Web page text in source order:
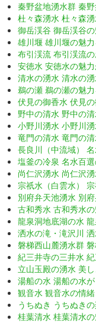
秦野盆地湧水群 秦
杜々森湧水 杜々森
御岳渓谷 御岳渓谷
雄川堰 雄川堰の魅
布引渓流 布引渓流
安徳水 安徳水の魅
清水の湧水 清水の
鵜の瀬 鵜の瀬の魅
伏見の御香水 伏見
野中の清水 野中の
小野川湧水 小野川
竜門の清水 竜門の
長良川（中流域）
塩釜の冷泉 名水百
尚仁沢湧水 尚仁沢
宗祇水（白雲水）
別府弁天池湧水 別
古和秀水 古和秀水
龍泉洞地底湖の水
洒水の滝・滝沢川
磐梯西山麓湧水群
紀三井寺の三井水
立山玉殿の湧水 美
湯船の水 湯船の水
観音水 観音水の情
うちぬき うちぬき
桂葉清水 桂葉清水